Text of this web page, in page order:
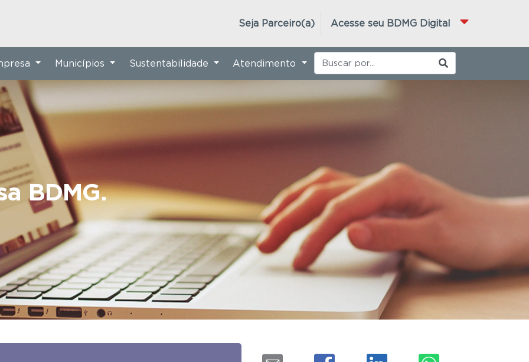
Acesse seu BDMG Digital
Seja Parceiro(a)
BDMG.
Municípios Sustentabilidade Atendimento